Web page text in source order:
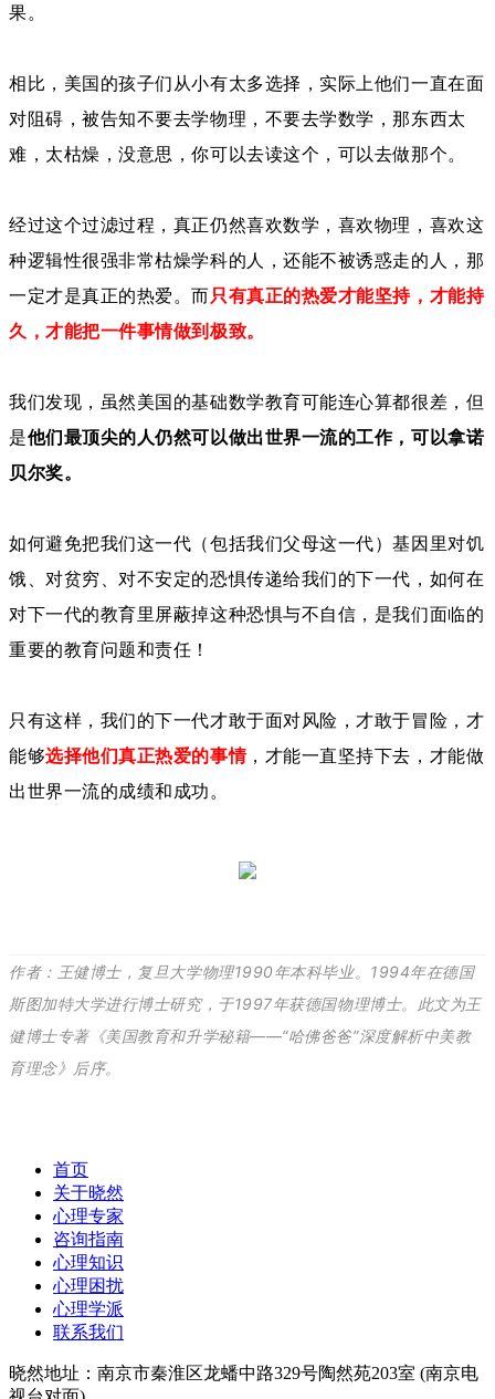
果。
相比，美国的孩子们从小有太多选择，实际上他们一直在面
对阻碍，被告知不要去学物理，不要去学数学，那东西太
难，太枯燥，没意思，你可以去读这个，可以去做那个。
经过这个过滤过程，真正仍然喜欢数学，喜欢物理，喜欢这
种逻辑性很强非常枯燥学科的人，还能不被诱惑走的人，那
一定才是真正的热爱。而只有真正的热爱才能坚持，才能持
久，才能把一件事情做到极致。
我们发现，虽然美国的基础数学教育可能连心算都很差，但
是他们最顶尖的人仍然可以做出世界一流的工作，可以拿诺
贝尔奖。
如何避免把我们这一代（包括我们父母这一代）基因里对饥
饿、对贫穷、对不安定的恐惧传递给我们的下一代，如何在
对下一代的教育里屏蔽掉这种恐惧与不自信，是我们面临的
重要的教育问题和责任！
只有这样，我们的下一代才敢于面对风险，才敢于冒险，才
能够选择他们真正热爱的事情，才能一直坚持下去，才能做
出世界一流的成绩和成功。
作者：王健博士，复旦大学物理1990年本科毕业。1994年在德国
斯图加特大学进行博士研究，于1997年获德国物理博士。此文为王
健博士专著《美国教育和升学秘籍——“哈佛爸爸”深度解析中美教
育理念》后序。
首页
关于晓然
心理专家
咨询指南
心理知识
心理困扰
心理学派
联系我们
晓然地址：南京市秦淮区龙蟠中路329号陶然苑203室 (南京电